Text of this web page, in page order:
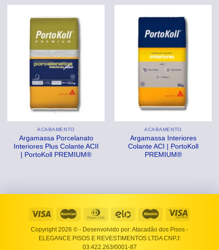
ACABAMENTO
Argamassa Porcelanato
Interiores Plus Colante ACII
| PortoKoll PREMIUM®
ACABAMENTO
Argamassa Interiores
Colante ACI | PortoKoll
PREMIUM®
Copyright 2026 © - Desenvolvido por: Atacadão dos Pisos -
ELEGANCE PISOS E REVESTIMENTOS LTDA CNPJ:
03.422.263/0001-87